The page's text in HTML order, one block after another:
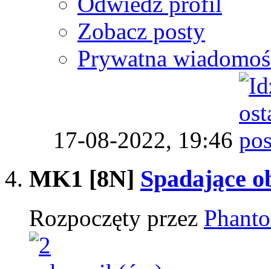
Zobacz posty
Prywatna
17-08-2022, 19:46
MK1 [8N] Spadające
Rozpoczęty przez